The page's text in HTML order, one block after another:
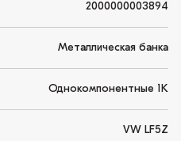
2000000003894
Металлическая банка
Однокомпонентные 1K
VW LF5Z